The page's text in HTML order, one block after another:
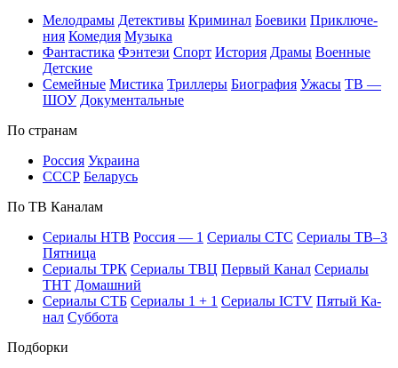
Ме­ло­дра­мы Де­тек­ти­вы Кри­ми­нал Бое­ви­ки При­клю­че­
ния Ко­ме­дия Му­зы­ка
Фан­та­сти­ка Фэн­те­зи Спорт Ис­то­рия Дра­мы Во­ен­ные
Дет­ские
Се­мей­ные Мис­ти­ка Трил­ле­ры Био­гра­фия Ужа­сы ТВ —
ШОУ До­ку­мен­таль­ные
По стра­нам
Рос­сия Ук­раи­на
СССР Бе­ла­русь
По ТВ Ка­на­лам
Се­риа­лы НТВ Рос­сия — 1 Се­риа­лы СТС Се­риа­лы ТВ–3
Пят­ни­ца
Се­риа­лы ТРК Се­риа­лы ТВЦ Пер­вый Ка­нал Се­риа­лы
ТНТ До­маш­ний
Се­риа­лы СТБ Се­риа­лы 1 + 1 Се­риа­лы ICTV Пя­тый Ка­
нал Суб­бо­та
Подборки